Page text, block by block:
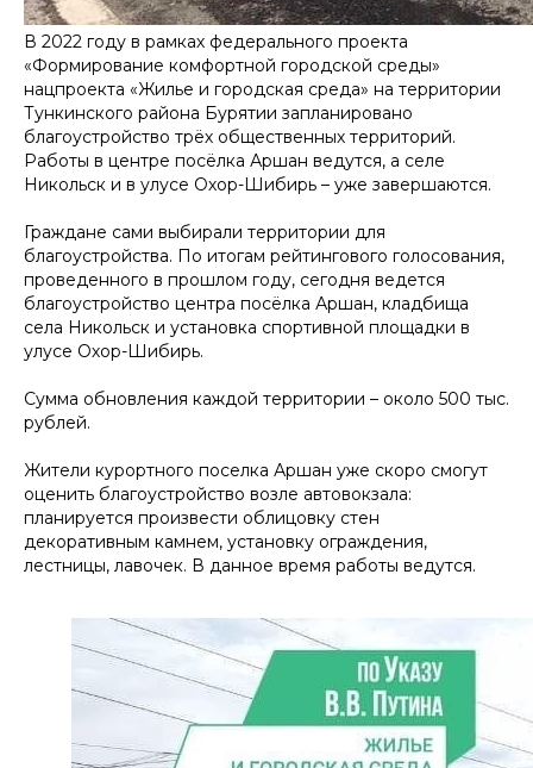
В 2022 году в рамках федерального проекта
«Формирование комфортной городской среды»
нацпроекта «Жилье и городская среда» на территории
Тункинского района Бурятии запланировано
благоустройство трёх общественных территорий.
Работы в центре посёлка Аршан ведутся, а селе
Никольск и в улусе Охор-Шибирь – уже завершаются.
Граждане сами выбирали территории для
благоустройства. По итогам рейтингового голосования,
проведенного в прошлом году, сегодня ведется
благоустройство центра посёлка Аршан, кладбища
села Никольск и установка спортивной площадки в
улусе Охор-Шибирь.
Сумма обновления каждой территории – около 500 тыс.
рублей.
Жители курортного поселка Аршан уже скоро смогут
оценить благоустройство возле автовокзала:
планируется произвести облицовку стен
декоративным камнем, установку ограждения,
лестницы, лавочек. В данное время работы ведутся.